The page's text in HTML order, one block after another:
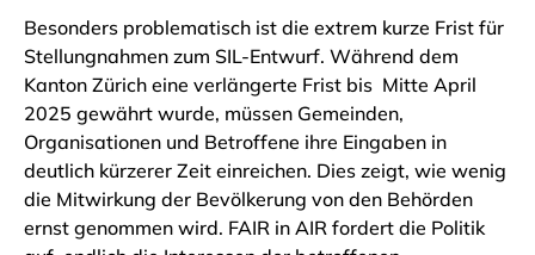
Besonders problematisch ist die extrem kurze Frist für
Stellungnahmen zum SIL-Entwurf. Während dem
Kanton Zürich eine verlängerte Frist bis Mitte April
2025 gewährt wurde, müssen Gemeinden,
Organisationen und Betroffene ihre Eingaben in
deutlich kürzerer Zeit einreichen. Dies zeigt, wie wenig
die Mitwirkung der Bevölkerung von den Behörden
ernst genommen wird. FAIR in AIR fordert die Politik